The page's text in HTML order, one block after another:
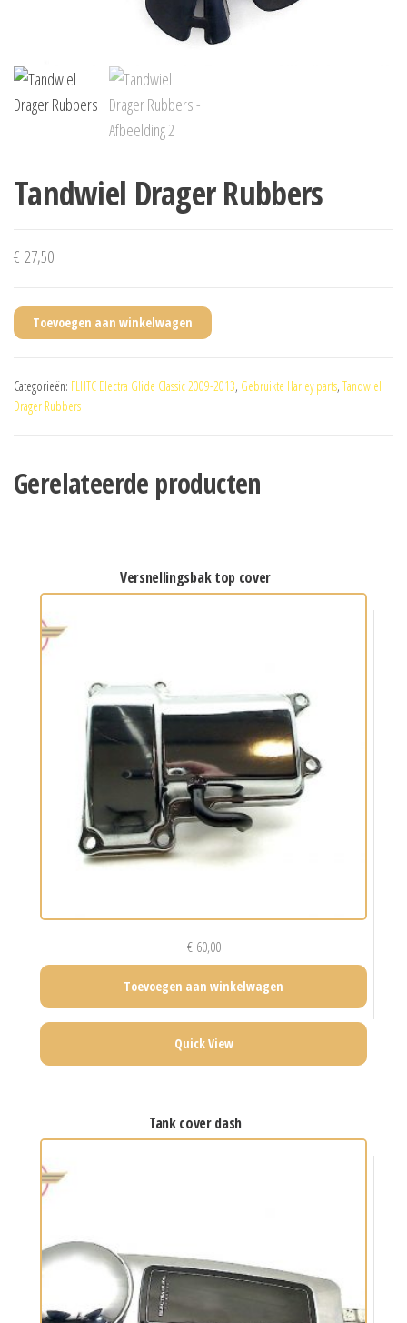
Tandwiel Drager Rubbers
€ 27,50
Toevoegen aan winkelwagen
Categorieën: FLHTC Electra Glide Classic 2009-2013, Gebruikte Harley parts, Tandwiel
Drager Rubbers
Gerelateerde producten
versnellingsbak top cover
€60,00
Toevoegen aan winkelwagen
Quick View
tank cover dash